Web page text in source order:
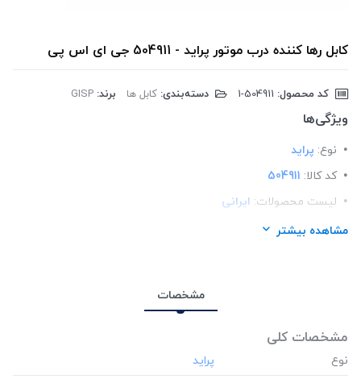
کابل رها کننده درب موتور پراید - 504911 جی ای اس پی
کد محصول: دسته‌بندی: کابل ها برند: GISP
ویژگی‌ها
نوع: پراید
کد کالا: 504911
لیست محصولات: ایرانی
برند:GISP
مشاهده بیشتر
مشخصات
مشخصات کلی
نوع